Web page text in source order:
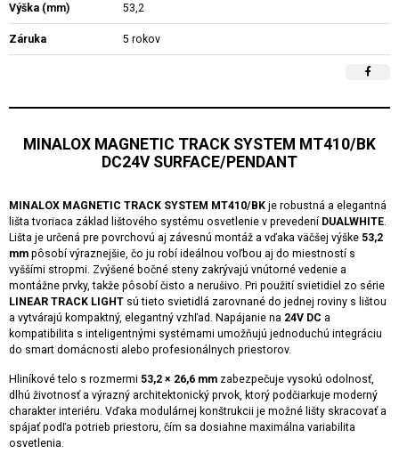
Výška (mm) 53,2
Záruka 5 rokov
MINALOX MAGNETIC TRACK SYSTEM MT410/BK
DC24V SURFACE/PENDANT
MINALOX MAGNETIC TRACK SYSTEM MT410/BK je robustná a elegantná
lišta tvoriaca základ lištového systému osvetlenie v prevedení DUALWHITE
Lišta je určená pre povrchovú aj závesnú montáž a vďaka väčšej výške 53,2
mm pôsobí výraznejšie, čo ju robí ideálnou voľbou aj do miestností s
vyššími stropmi. Zvýšené bočné steny zakrývajú vnútorné vedenie a
montážne prvky, takže pôsobí čisto a nerušivo. Pri použití svietidiel zo série
LINEAR TRACK LIGHT sú tieto svietidlá zarovnané do jednej roviny s lištou
a vytvárajú kompaktný, elegantný vzhľad. Napájanie na 24V DC a
kompatibilita s inteligentnými systémami umožňujú jednoduchú integráciu
do smart domácnosti alebo profesionálnych priestorov.
Hliníkové telo s rozmermi 53,2 × 26,6 mm zabezpečuje vysokú odolnosť,
dlhú životnosť a výrazný architektonický prvok, ktorý podčiarkuje moderný
charakter interiéru. Vďaka modulárnej konštrukcii je možné lišty skracovať a
spájať podľa potrieb priestoru, čím sa dosiahne maximálna variabilita
osvetlenia.